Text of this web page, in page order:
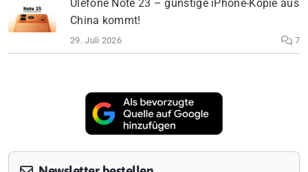
Ulefone Note 23 – günstige iPhone-Kopie aus
China kommt!
29. Juli 2026 7